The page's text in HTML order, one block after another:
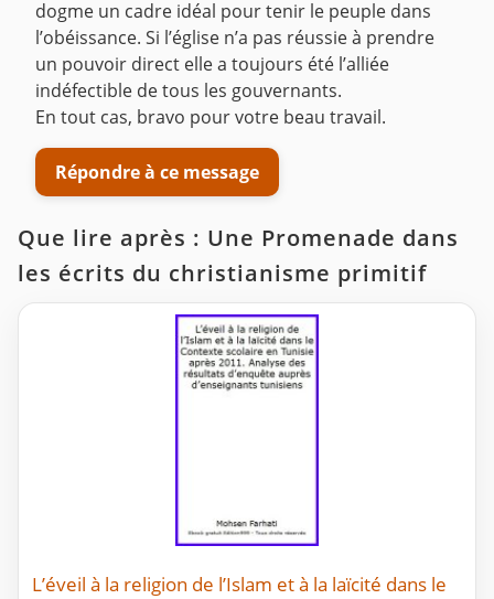
dogme un cadre idéal pour tenir le peuple dans
l’obéissance. Si l’église n’a pas réussie à prendre
un pouvoir direct elle a toujours été l’alliée
indéfectible de tous les gouvernants.
En tout cas, bravo pour votre beau travail.
Répondre à ce message
Que lire après : Une Promenade dans
les écrits du christianisme primitif
L’éveil à la religion de l’Islam et à la laïcité dans le